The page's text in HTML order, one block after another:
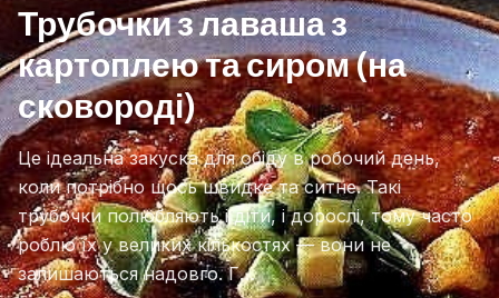
Трубочки з лаваша з
картоплею та сиром (на
сковороді)
Це ідеальна закуска для обіду в робочий день,
коли потрібно щось швидке та ситне. Такі
трубочки полюбляють і діти, і дорослі, тому часто
роблю їх у великих кількостях — вони не
залишаються надовго. Г…